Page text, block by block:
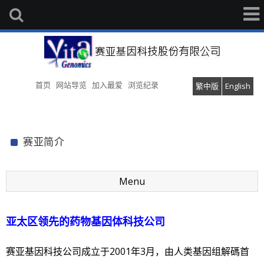
首页 网站导览 加入最爱 繁中版 English
浏览纪录
赛亚简介
Menu
亚太区领先的药物基因体科技公司
赛亚基因科技公司成立于2001年3月，由人类基因组解碼首